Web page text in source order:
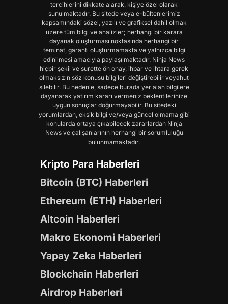
tercihlerini dikkate alarak, kişiye özel olarak
sunulmaktadır. Bu sitede veya e-bültenlerimiz
kapsamındaki sözel, yazılı ve grafiksel dahil olmak
üzere tüm bilgi ve analizler; herhangi bir karara
dayanak oluşturması noktasında herhangi bir
teminat, garanti oluşturmamakta ve yalnızca bilgi
edinilmesi amacıyla paylaşılmaktadır. Ninja News
hiçbir şekil ve surette ön onay, ihbar ve ihtara gerek
olmaksızın söz konusu bilgileri değiştirebilir veyahut
silebilir. Bu nedenle, sadece burada yer alan bilgilere
dayanarak yatırım kararı vermeniz beklentilerinize
uygun sonuçlar doğurmayabilir. Bu sitedeki
yorumlardan, eksik bilgi ve/veya güncel olmama gibi
konularda ortaya çıkabilecek zararlardan Ninja
News ve çalışanlarının herhangi bir sorumluluğu
bulunmamaktadır.
Kripto Para Haberleri
Bitcoin (BTC) Haberleri
Ethereum (ETH) Haberleri
Altcoin Haberleri
Makro Ekonomi Haberleri
Yapay Zeka Haberleri
Blockchain Haberleri
Airdrop Haberleri